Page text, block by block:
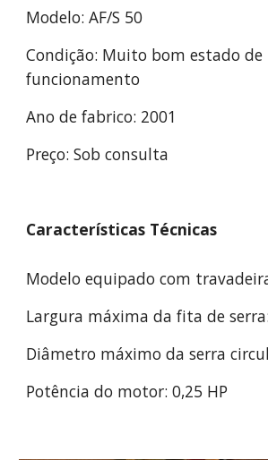
Modelo: AF/S 50
Condição: Muito bom estado de
funcionamento
Ano de fabrico: 2001
Preço: Sob consulta
Características Técnicas
Modelo equipado com
Largura máxima da fita de
Diâmetro máximo da serra
Potência do motor: 0,25 HP